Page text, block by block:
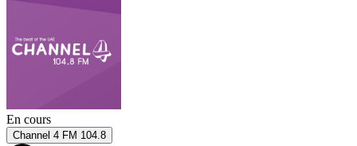
En cours
Channel 4 FM 104.8